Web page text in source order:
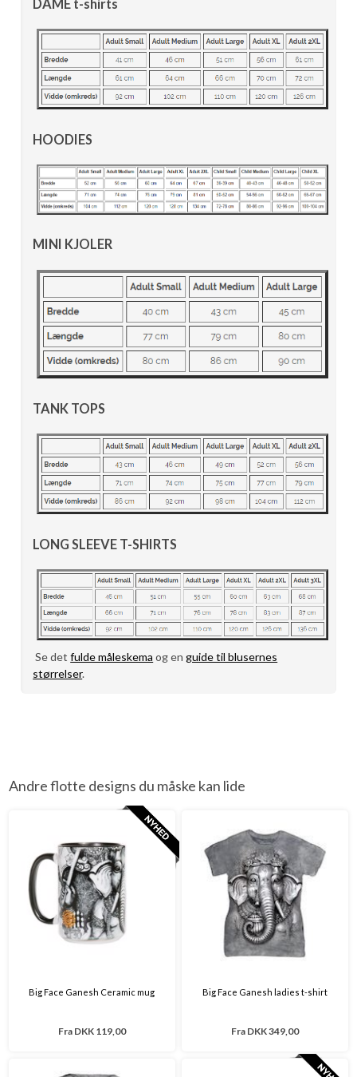
DAME t-shirts
HOODIES
MINI KJOLER
TANK TOPS
LONG SLEEVE T-SHIRTS
Se detfulde måleskema og enguide til blusernes
størrelser.
Andre flotte designs du måske kan lide
Big Face Ganesh Ceramic mug
Fra DKK 119,00
Big Face Ganesh ladies t-shirt
Fra DKK 349,00